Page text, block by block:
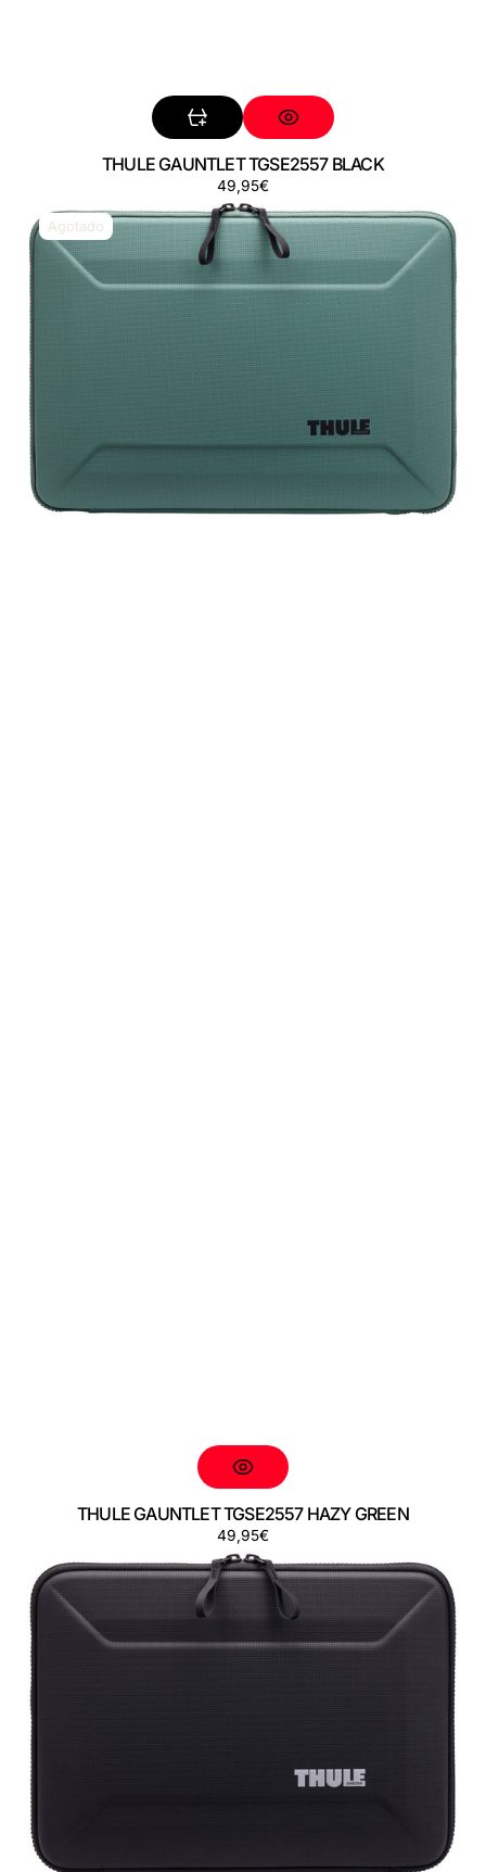
THULE GAUNTLET TGSE2557 BLACK
Precio
regular
49,95€
GAUNTLET
TGSE2557
HAZY
GREEN
Agotado
THULE GAUNTLET TGSE2557 HAZY GREEN
Precio
regular
49,95€
GAUNTLET
TGSE2558
BLACK